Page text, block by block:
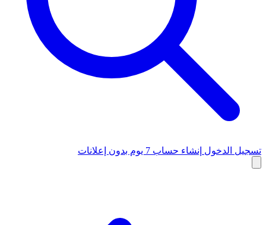
تسجيل الدخول إنشاء حساب 7 يوم بدون إعلانات